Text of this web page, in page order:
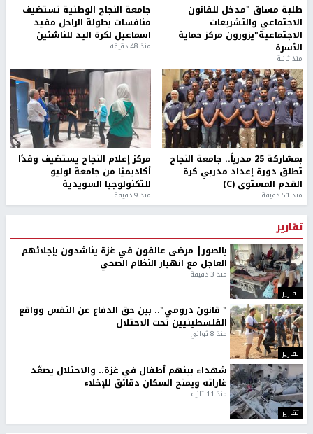
طلبة مساق "مدخل للقانون
الاجتماعي والتشريعات
الاجتماعية"يزورون مركز حماية
الأسرة
منذ ثانية
جامعة النجاح الوطنية تستضيف
منافسات بطولة الراحل مفيد
اسماعيل لكرة اليد للناشئين
منذ 48 دقيقة
بمشاركة 25 مدرباً.. جامعة النجاح
تطلق دورة إعداد مدربي كرة
القدم المستوى (C)
منذ 51 دقيقة
مركز إعلام النجاح يستضيف وفدًا
أكاديميًا من جامعة لوليو
للتكنولوجيا السويدية
منذ 9 دقيقة
تقارير
تقارير
بالصور| مرضى عالقون في غزة يناشدون بإجلائهم
العاجل مع انهيار النظام الصحي
منذ 3 دقيقة
تقارير
" قانون درومي".. بين حق الدفاع عن النفس وواقع
الفلسطينيين تحت الاحتلال
منذ 8 ثواني
تقارير
شهداء بينهم أطفال في غزة.. والاحتلال يصعّد
غاراته ويمنح السكان دقائق للإخلاء
منذ 11 ثانية